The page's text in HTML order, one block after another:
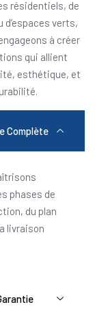
résidentiels, de
d’espaces verts,
à créer
qui allient
esthétique, et
Complète
phases de
du plan
livraison